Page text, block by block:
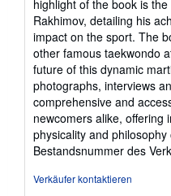
highlight of the book is
Rakhimov, detailing his
impact on the sport. The
other famous taekwondo
future of this dynamic
photographs, interviews
comprehensive and
newcomers alike, offering
physicality and
Bestandsnummer des
Verkäufer kontaktieren